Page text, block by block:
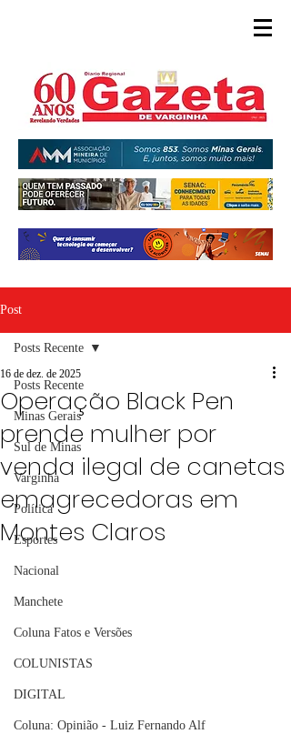
Post
Posts Recente
Minas Gerais
Sul de Minas
Varginha
Política
Esportes
Nacional
Manchete
Coluna Fatos e Versões
COLUNISTAS
DIGITAL
Coluna: Opinião - Luiz Fernando Alf
Posts Recente
Operação Black Pen
prende mulher por
venda ilegal de canetas
emagrecedoras em
Montes Claros
16 de dez. de 2025